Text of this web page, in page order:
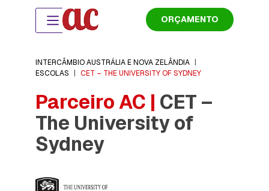
ORÇAMENTO
INTERCÂMBIO AUSTRÁLIA E NOVA ZELÂNDIA
ESCOLAS
CET – THE UNIVERSITY OF SYDNEY
Parceiro AC | CET –
The University of
Sydney